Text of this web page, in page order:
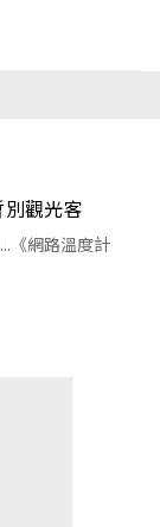
觀光客
《網路溫度計